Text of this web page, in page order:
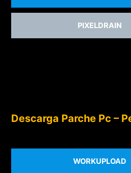
PIXELDRAIN
Descarga Parche Pc –
WORKUPLOAD